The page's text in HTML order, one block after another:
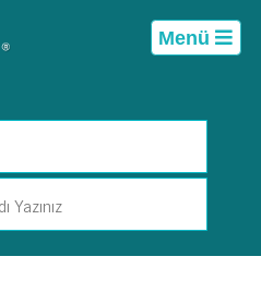
Menü